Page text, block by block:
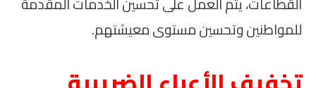
للمواطنين وتحسين مستوى معيشتهم.